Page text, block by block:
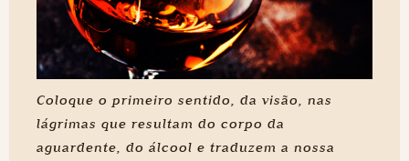
Coloque o primeiro sentido, da visão, nas
lágrimas que resultam do corpo da
aguardente, do álcool e traduzem a nossa